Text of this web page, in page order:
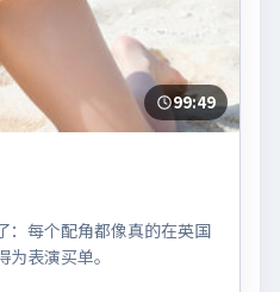
99:49
：每个配角都像真的在英国
表演买单。